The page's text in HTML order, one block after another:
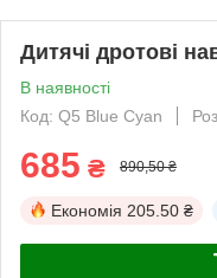
Дитячі дротові
В наявності
Код: Q5 Blue Cyan
685 ₴ 890,50 ₴
Економія 205.50 ₴